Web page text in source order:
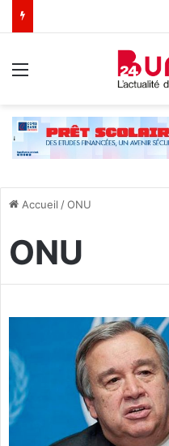
Accueil /ONU
ONU